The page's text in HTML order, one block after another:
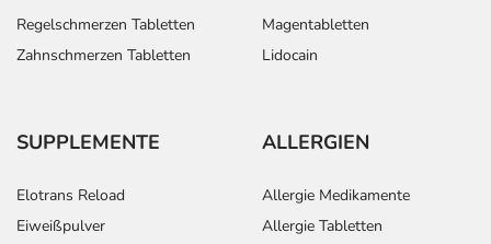
Regelschmerzen Tabletten
Zahnschmerzen Tabletten
Magentabletten
Lidocain
SUPPLEMENTE
Elotrans Reload
Eiweißpulver
ALLERGIEN
Allergie Medikamente
Allergie Tabletten